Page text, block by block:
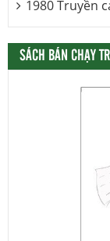
1980 Truyền
SÁCH BÁN CHẠY